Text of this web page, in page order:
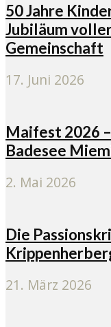
50 Jahre
Jubiläum
Gemeinschaft
17. Juni 2026
Maifest 2026
Badesee
2. Mai 2026
Die
21. März 2026